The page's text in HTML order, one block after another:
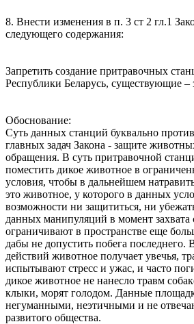
8. Внести изменения в п. 3 ст 2 гл.1
следующего содержания:
Запретить создание притравочных
Республики Беларусь, существующие –
Обоснование:
Суть данных станций буквально
главных задач Закона - защите
обращения. В суть притравочной
поместить дикое животное в
условия, чтобы в дальнейшем
это животное, у которого в данных
возможности ни защититься, ни
данных манипуляций в момент захвата
ограничивают в пространстве еще
дабы не допустить побега последнего.
действий животное получает увечья,
испытывают стресс и ужас, и часто
дикое животное не нанесло травм
клыки, морят голодом. Данные
негуманными, неэтичными и не
развитого общества.